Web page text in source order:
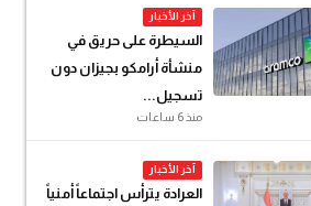
آخر الأخبار
السيطرة على حريق في
منشأة أرامكو بجيزان دون
تسجيل...
منذ 6 ساعات
آخر الأخبار
العرادة يترأس اجتماعاً أمنياً